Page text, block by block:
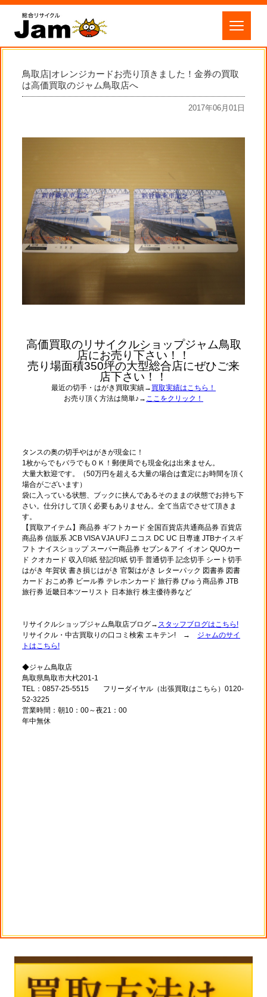
鳥取店|オレンジカードお売り頂きました！金券の買取
は高価買取のジャム鳥取店へ
2017年06月01日
高価買取のリサイクルショップジャム鳥取
店にお売り下さい！！
売り場面積350坪の大型総合店にぜひご来
店下さい！！
最近の切手・はがき買取実績→ 買取実績はこちら！
お売り頂く方法は簡単♪→ ここをクリック！
タンスの奥の切手やはがきが現金に！
1枚からでもバラでもＯＫ！郵便局でも現金化は出来ません。
大量大歓迎です。（50万円を超える大量の場合は査定にお時間を頂く
場合がございます）
袋に入っている状態、ブックに挟んであるそのままの状態でお持ち下
さい。仕分けして頂く必要もありません。全て当店でさせて頂きま
す。
【買取アイテム】商品券 ギフトカード 全国百貨店共通商品券 百貨店
商品券 信販系 JCB VISA VJA UFJ ニコス DC UC 日専連 JTBナイスギ
フト ナイスショップ スーパー商品券 セブン＆アイ イオン QUOカー
ド クオカード 収入印紙 登記印紙 切手 普通切手 記念切手 シート切手
はがき 年賀状 書き損じはがき 官製はがき レターパック 図書券 図書
カード おこめ券 ビール券 テレホンカード 旅行券 びゅう商品券 JTB
旅行券 近畿日本ツーリスト 日本旅行 株主優待券など
リサイクルショップジャム鳥取店ブログ→ スタッフブログはこちら!
リサイクル・中古買取りの口コミ検索 エキテン! → ジャムのサイ
トはこちら!
◆ジャム鳥取店
鳥取県鳥取市大杙201-1
TEL：0857-25-5515 フリーダイヤル（出張買取はこちら）0120-
52-3225
営業時間：朝10：00～夜21：00
年中無休